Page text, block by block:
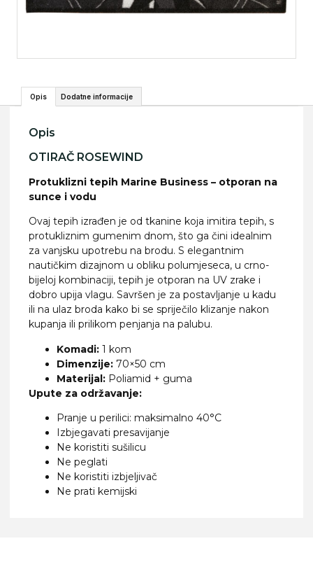
Opis Dodatne informacije
Opis
OTIRAČ ROSEWIND
Protuklizni tepih Marine Business – otporan na
sunce i vodu
Ovaj tepih izrađen je od tkanine koja imitira tepih, s
protukliznim gumenim dnom, što ga čini idealnim
za vanjsku upotrebu na brodu. S elegantnim
nautičkim dizajnom u obliku polumjeseca, u crno-
bijeloj kombinaciji, tepih je otporan na UV zrake i
dobro upija vlagu. Savršen je za postavljanje u kadu
ili na ulaz broda kako bi se spriječilo klizanje nakon
kupanja ili prilikom penjanja na palubu.
Komadi: 1 kom
Dimenzije: 70×50 cm
Materijal: Poliamid + guma
Upute za održavanje:
Pranje u perilici: maksimalno 40°C
Izbjegavati presavijanje
Ne koristiti sušilicu
Ne peglati
Ne koristiti izbjeljivač
Ne prati kemijski